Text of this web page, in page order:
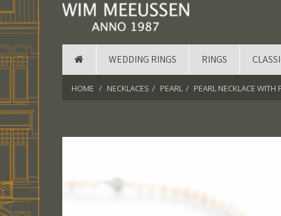
WEDDING RINGS RINGS
HOME NECKLACES PEARL PEARL NECKLACE WITH